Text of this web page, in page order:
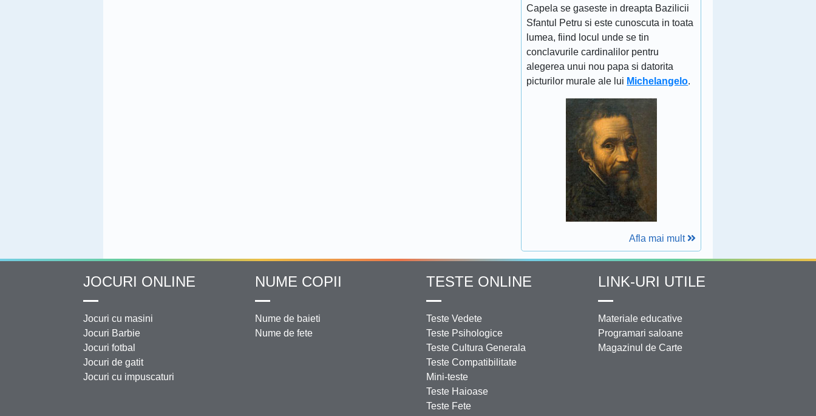
Capela se gaseste in dreapta Bazilicii
Sfantul Petru si este cunoscuta in toata
lumea, fiind locul unde se tin
conclavurile cardinalilor pentru
alegerea unui nou papa si datorita
picturilor murale ale lui Michelangelo.
Afla mai mult
JOCURI ONLINE
Jocuri cu masini
Jocuri Barbie
Jocuri fotbal
Jocuri de gatit
Jocuri cu impuscaturi
NUME COPII
Nume de baieti
Nume de fete
TESTE ONLINE
Teste Vedete
Teste Psihologice
Teste Cultura Generala
Teste Compatibilitate
Mini-teste
Teste Haioase
Teste Fete
LINK-URI UTILE
Materiale educative
Programari saloane
Magazinul de Carte